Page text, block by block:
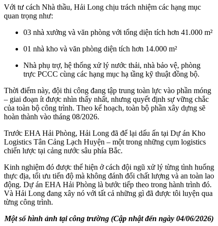
Với tư cách Nhà thầu, Hải Long chịu trách nhiệm các hạng mục
quan trọng như:
03 nhà xưởng và văn phòng với tổng diện tích hơn 41.000 m²
01 nhà kho và văn phòng diện tích hơn 14.000 m²
Nhà phụ trợ, hệ thống xử lý nước thải, nhà bảo vệ, phòng
trực PCCC cùng các hạng mục hạ tầng kỹ thuật đồng bộ.
Thời điểm này, đội thi công đang tập trung toàn lực vào phần móng
– giai đoạn ít được nhìn thấy nhất, nhưng quyết định sự vững chắc
của toàn bộ công trình. Theo kế hoạch, toàn bộ phần xây dựng sẽ
hoàn thành vào tháng 08/2026.
Trước EHA Hải Phòng, Hải Long đã để lại dấu ấn tại Dự án Kho
Logistics Tân Cảng Lạch Huyện – một trong những cụm logistics
chiến lược tại cảng nước sâu phía Bắc.
Kinh nghiệm đó được thể hiện ở cách đội ngũ xử lý từng tình huống
thực địa, tối ưu tiến độ mà không đánh đổi chất lượng và an toàn lao
động. Dự án EHA Hải Phòng là bước tiếp theo trong hành trình đó.
Và Hải Long đang xây nó với tất cả những gì đã được tôi luyện qua
từng công trình.
Một số hình ảnh tại công trường (Cập nhật đến ngày 04/06/2026)